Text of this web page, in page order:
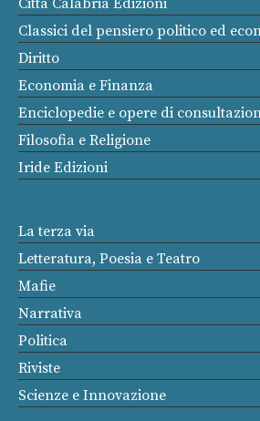
Città Calabria Edizioni
Classici del pensiero politico ed
Diritto
Economia e Finanza
Enciclopedie e opere di
Filosofia e Religione
Iride Edizioni
La terza via
Letteratura, Poesia e Teatro
Mafie
Narrativa
Politica
Riviste
Scienze e Innovazione